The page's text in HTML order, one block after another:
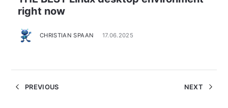
right now
CHRISTIAN SPAAN 17.06.2025
PREVIOUS NEXT